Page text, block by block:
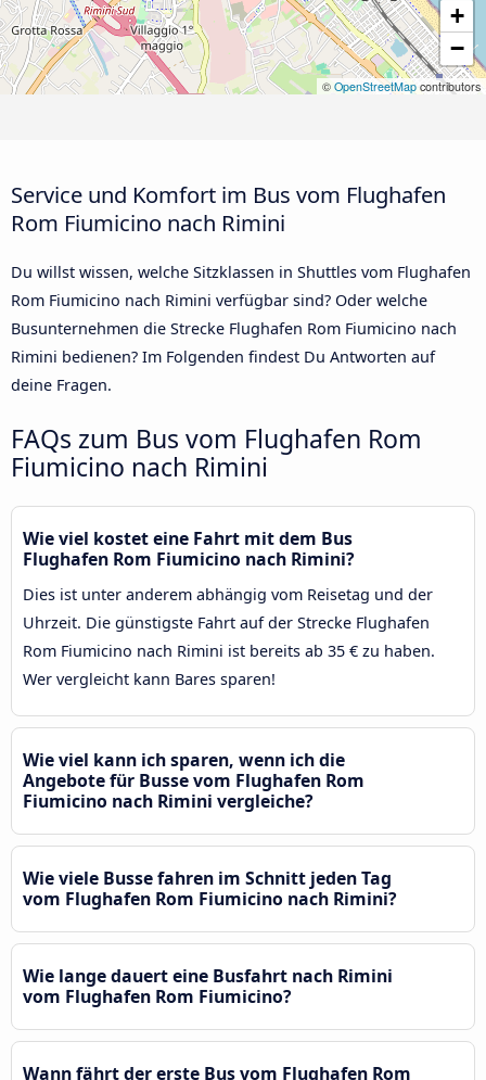
+
−
© OpenStreetMapcontributors
Service und Komfort im Bus vom Flughafen
Rom Fiumicino nach Rimini
Du willst wissen, welche Sitzklassen in Shuttles vom Flughafen
Rom Fiumicino nach Rimini verfügbar sind? Oder welche
Busunternehmen die Strecke Flughafen Rom Fiumicino nach
Rimini bedienen? Im Folgenden findest Du Antworten auf
deine Fragen.
FAQs zum Bus vom Flughafen Rom
Fiumicino nach Rimini
Wie viel kostet eine Fahrt mit dem Bus
Flughafen Rom Fiumicino nach Rimini?
Dies ist unter anderem abhängig vom Reisetag und der
Uhrzeit. Die günstigste Fahrt auf der Strecke Flughafen
Rom Fiumicino nach Rimini ist bereits ab 35 € zu haben.
Wer vergleicht kann Bares sparen!
Wie viel kann ich sparen, wenn ich die
Angebote für Busse vom Flughafen Rom
Fiumicino nach Rimini vergleiche?
Wie viele Busse fahren im Schnitt jeden Tag
vom Flughafen Rom Fiumicino nach Rimini?
Wie lange dauert eine Busfahrt nach Rimini
vom Flughafen Rom Fiumicino?
Wann fährt der erste Bus vom Flughafen Rom